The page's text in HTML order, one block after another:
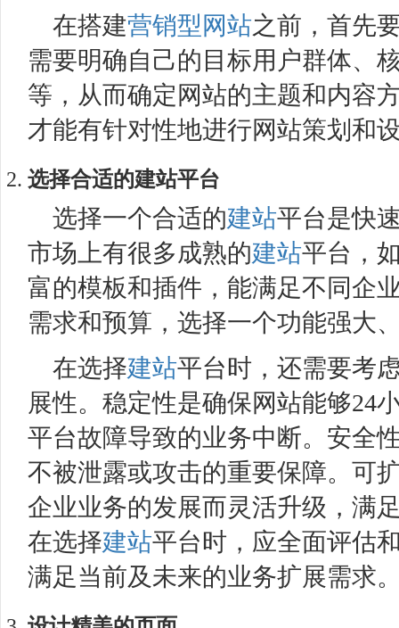
在搭建营销型网站之前，首先
需要明确自己的目标用户群体、
等，从而确定网站的主题和内容
才能有针对性地进行网站策划和
选择合适的建站平台
选择一个合适的建站平台是快
市场上有很多成熟的建站平台，
富的模板和插件，能满足不同企
需求和预算，选择一个功能强大
在选择建站平台时，还需要考
展性。稳定性是确保网站能够24
平台故障导致的业务中断。安全
不被泄露或攻击的重要保障。可
企业业务的发展而灵活升级，满
在选择建站平台时，应全面评估
满足当前及未来的业务扩展需求